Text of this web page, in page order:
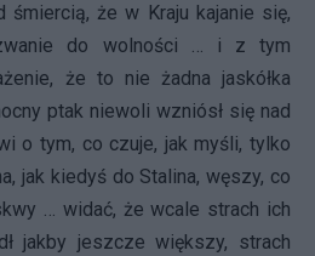
że w Kraju kajanie się,
do wolności … i z tym
że to nie żadna jaskółka
ptak niewoli wzniósł się nad
o tym, co czuje, jak myśli, tylko
jak kiedyś do Stalina, węszy, co
… widać, że wcale strach ich
jakby jeszcze większy, strach